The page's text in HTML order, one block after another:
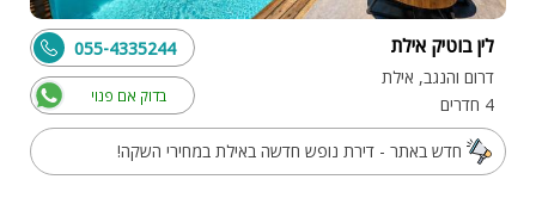
לין בוטיק אילת
דרום והנגב, אילת
4 חדרים
בדוק אם פנוי
055-4335244
חדש באתר - דירת נופש חדשה באילת במחירי השקה!